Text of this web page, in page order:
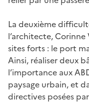
La deuxième
l’architecte,
sites forts : le port
Ainsi, réaliser deux
l’importance aux
paysage urbain, et
directives posées